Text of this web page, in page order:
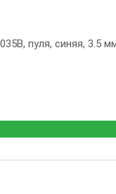
пуля, синяя, 3.5